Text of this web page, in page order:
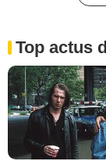
Top actus